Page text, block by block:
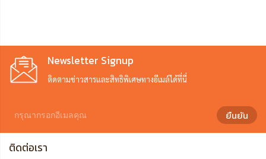
Newsletter Signup
ติดตามข่าวสารและสิทธิพิเศษทางอีเมล์ได้ที่นี่
ยืนยัน
ติดต่อเรา